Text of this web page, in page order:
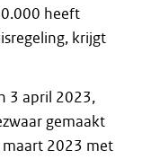
heeft
krijgt
3 april 2023,
gemaakt
maart 2023 met